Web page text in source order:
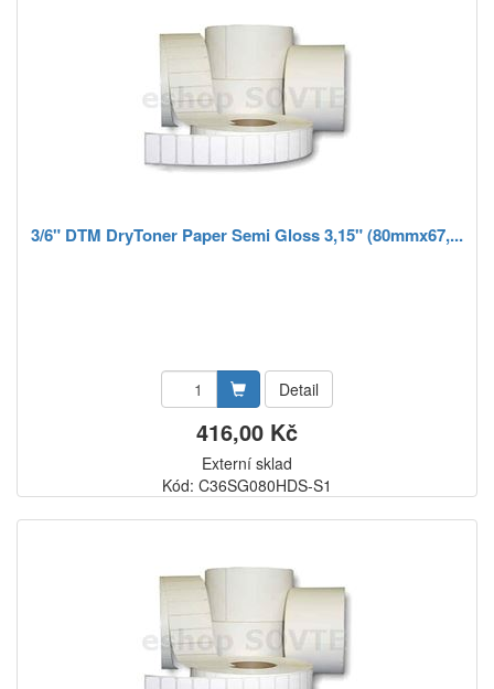
3/6" DTM DryToner Paper Semi Gloss 3,15" (80mmx67,...
Detail
416,00 Kč
Externí sklad
Kód: C36SG080HDS-S1